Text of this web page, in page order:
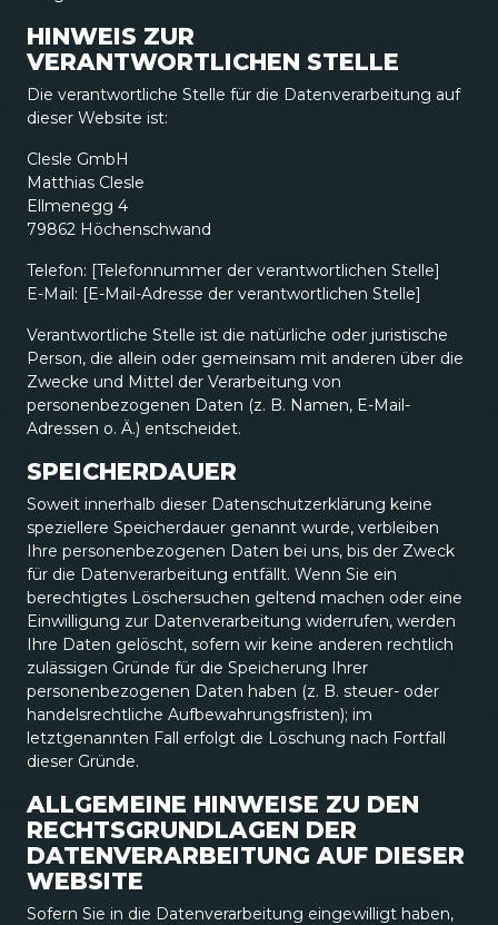
HINWEIS ZUR
VERANTWORTLICHEN STELLE
Die verantwortliche Stelle für die Datenverarbeitung auf
dieser Website ist:
Clesle GmbH
Matthias Clesle
Ellmenegg 4
79862 Höchenschwand
Telefon: [Telefonnummer der verantwortlichen Stelle]
E-Mail: [E-Mail-Adresse der verantwortlichen Stelle]
Verantwortliche Stelle ist die natürliche oder juristische
Person, die allein oder gemeinsam mit anderen über die
Zwecke und Mittel der Verarbeitung von
personenbezogenen Daten (z. B. Namen, E-Mail-
Adressen o. Ä.) entscheidet.
SPEICHERDAUER
Soweit innerhalb dieser Datenschutzerklärung keine
speziellere Speicherdauer genannt wurde, verbleiben
Ihre personenbezogenen Daten bei uns, bis der Zweck
für die Datenverarbeitung entfällt. Wenn Sie ein
berechtigtes Löschersuchen geltend machen oder eine
Einwilligung zur Datenverarbeitung widerrufen, werden
Ihre Daten gelöscht, sofern wir keine anderen rechtlich
zulässigen Gründe für die Speicherung Ihrer
personenbezogenen Daten haben (z. B. steuer- oder
handelsrechtliche Aufbewahrungsfristen); im
letztgenannten Fall erfolgt die Löschung nach Fortfall
dieser Gründe.
ALLGEMEINE HINWEISE ZU DEN
RECHTSGRUNDLAGEN DER
DATENVERARBEITUNG AUF DIESER
WEBSITE
Sofern Sie in die Datenverarbeitung eingewilligt haben,